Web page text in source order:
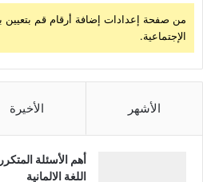
من صفحة إعدادات إضافة أرقام قم بتعيين
الإجتماعية.
الأشهر الأخيرة
اللغة الالمانية